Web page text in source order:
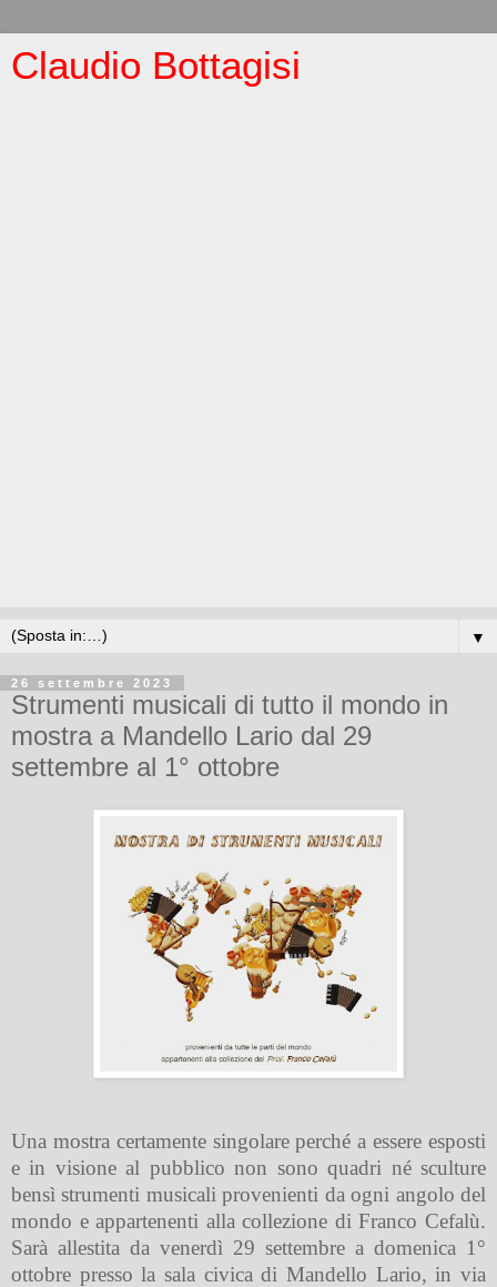
Claudio Bottagisi
▼
26 settembre 2023
Strumenti musicali di tutto il mondo in
mostra a Mandello Lario dal 29
settembre al 1° ottobre
Una mostra certamente singolare perché a essere esposti
e in visione al pubblico non sono quadri né sculture
bensì strumenti musicali provenienti da ogni angolo del
mondo e appartenenti alla collezione di Franco Cefalù.
Sarà allestita da venerdì 29 settembre a domenica 1°
ottobre presso la sala civica di Mandello Lario, in via